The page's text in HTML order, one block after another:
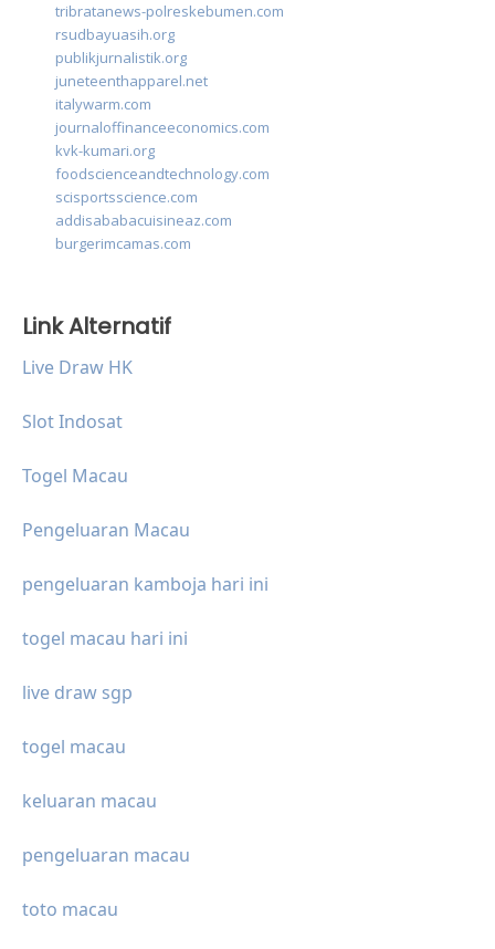
tribratanews-polreskebumen.com
rsudbayuasih.org
publikjurnalistik.org
juneteenthapparel.net
italywarm.com
journaloffinanceeconomics.com
kvk-kumari.org
foodscienceandtechnology.com
scisportsscience.com
addisababacuisineaz.com
burgerimcamas.com
Link Alternatif
Live Draw HK
Slot Indosat
Togel Macau
Pengeluaran Macau
pengeluaran kamboja hari ini
togel macau hari ini
live draw sgp
togel macau
keluaran macau
pengeluaran macau
toto macau